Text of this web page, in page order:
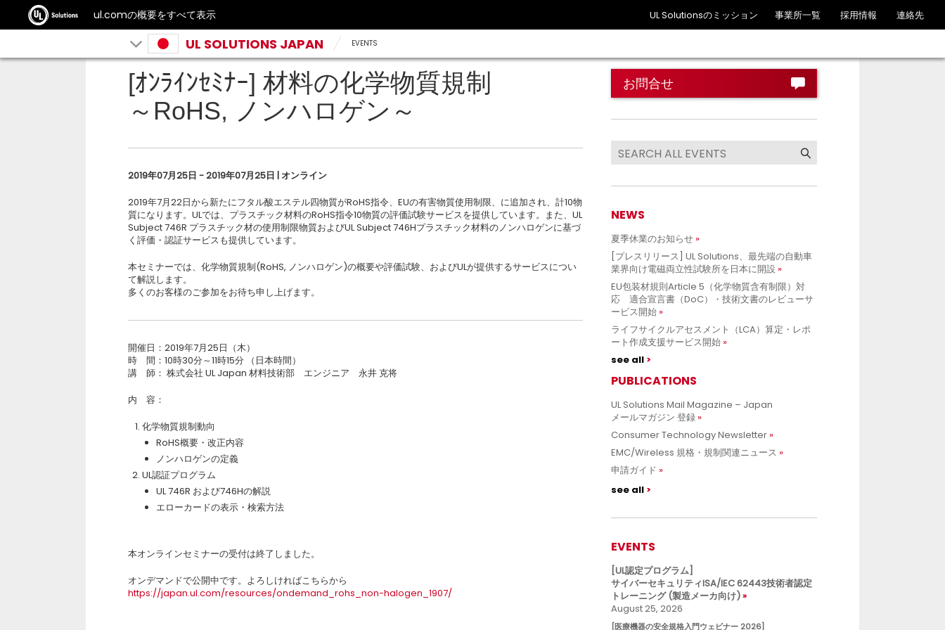
ul.comの概要をすべて表示 UL Solutionsのミッション 事業所一覧 採用情報 連絡先
UL SOLUTIONS JAPAN EVENTS
[ｵﾝﾗｲﾝｾﾐﾅｰ] 材料の化学物質規制
～RoHS, ノンハロゲン～
2019年07月25日 - 2019年07月25日 | オンライン
2019年7月22日から新たにフタル酸エステル四物質がRoHS指令、EUの有害物質使用制限、に追加され、計10物
質になります。ULでは、プラスチック材料のRoHS指令10物質の評価試験サービスを提供しています。また、UL
Subject 746R プラスチック材の使用制限物質およびUL Subject 746Hプラスチック材料のノンハロゲンに基づ
く評価・認証サービスも提供しています。
本セミナーでは、化学物質規制(RoHS, ノンハロゲン)の概要や評価試験、およびULが提供するサービスについ
て解説します。
多くのお客様のご参加をお待ち申し上げます。
開催日：2019年7月25日（木）
時 間：10時30分～11時15分 （日本時間）
講 師： 株式会社 UL Japan 材料技術部 エンジニア 永井 克将
内 容：
化学物質規制動向
RoHS概要・改正内容
ノンハロゲンの定義
UL認証プログラム
UL 746R および746Hの解説
エローカードの表示・検索方法
本オンラインセミナーの受付は終了しました。
オンデマンドで公開中です。よろしければこちらから
https://japan.ul.com/resources/ondemand_rohs_non-halogen_1907/
お問合せ
NEWS
夏季休業のお知らせ
[プレスリリース] UL Solutions、最先端の自動車
業界向け電磁両立性試験所を日本に開設
EU包装材規則Article 5（化学物質含有制限）対
応 適合宣言書（DoC）・技術文書のレビューサ
ービス開始
ライフサイクルアセスメント（LCA）算定・レポ
ート作成支援サービス開始
see all
PUBLICATIONS
UL Solutions Mail Magazine – Japan
メールマガジン 登録
Consumer Technology Newsletter
EMC/Wireless 規格・規制関連ニュース
申請ガイド
see all
EVENTS
[UL認定プログラム]
サイバーセキュリティISA/IEC 62443技術者認定
トレーニング (製造メーカ向け)
August 25, 2026
[医療機器の安全規格入門ウェビナー 2026]